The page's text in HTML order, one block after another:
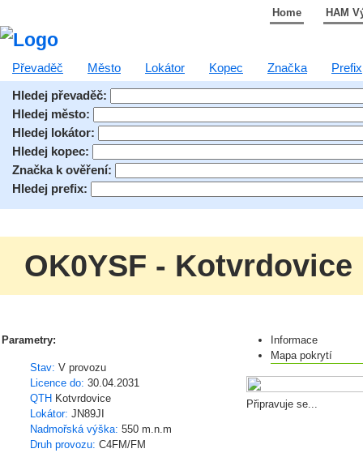
Home HAM
Převaděč Město Lokátor Kopec Značka
Prefix
Hledej převaděč:
Hledej město:
Hledej lokátor:
Hledej kopec:
Značka k ověření:
Hledej prefix:
OK0YSF - Kotvrdovice
Parametry:
Stav: V provozu
Licence do: 30.04.2031
QTH Kotvrdovice
Lokátor: JN89JI
Nadmořská výška: 550 m.n.m
Druh provozu: C4FM/FM
Informace
Mapa pokrytí
Připravuje se...